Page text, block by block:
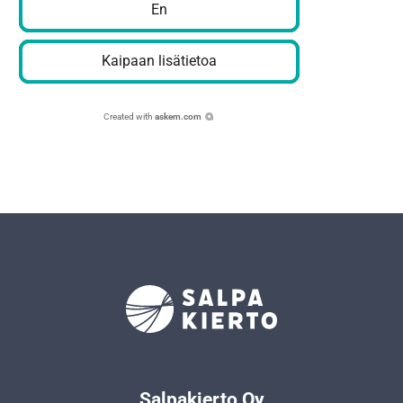
En
Kaipaan lisätietoa
Created with askem.com